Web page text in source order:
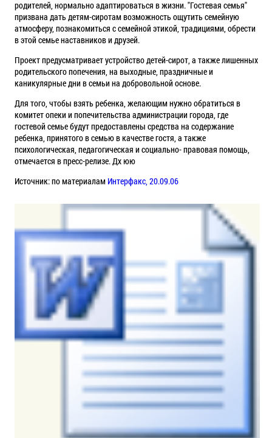
родителей, нормально адаптироваться в жизни. "Гостевая семья"
призвана дать детям-сиротам возможность ощутить семейную
атмосферу, познакомиться с семейной этикой, традициями, обрести
в этой семье наставников и друзей.
Проект предусматривает устройство детей-сирот, а также лишенных
родительского попечения, на выходные, праздничные и
каникулярные дни в семьи на добровольной основе.
Для того, чтобы взять ребенка, желающим нужно обратиться в
комитет опеки и попечительства администрации города, где
гостевой семье будут предоставлены средства на содержание
ребенка, принятого в семью в качестве гостя, а также
психологическая, педагогическая и социально- правовая помощь,
отмечается в пресс-релизе. Дх юю
Источник: по материалам Интерфакс, 20.09.06